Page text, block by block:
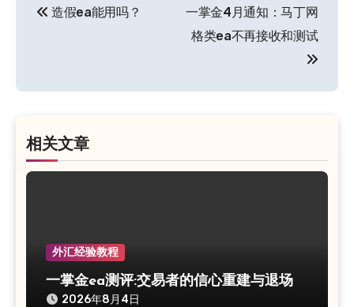
航
造假ea能用吗？
一掌金4月通知：马丁网
格类ea不再接收和测试
相关文章
外汇经验教程
一掌金ea测评:交易者的信心重建与退场
2026年8月4日